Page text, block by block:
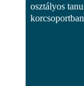
osztályos